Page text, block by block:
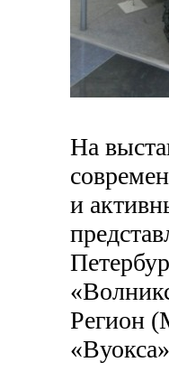
На
и
Регион